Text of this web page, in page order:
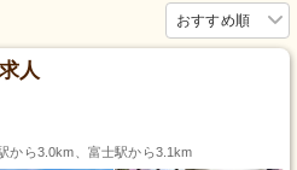
おすすめ順
人
から3.0km、富士駅から3.1km